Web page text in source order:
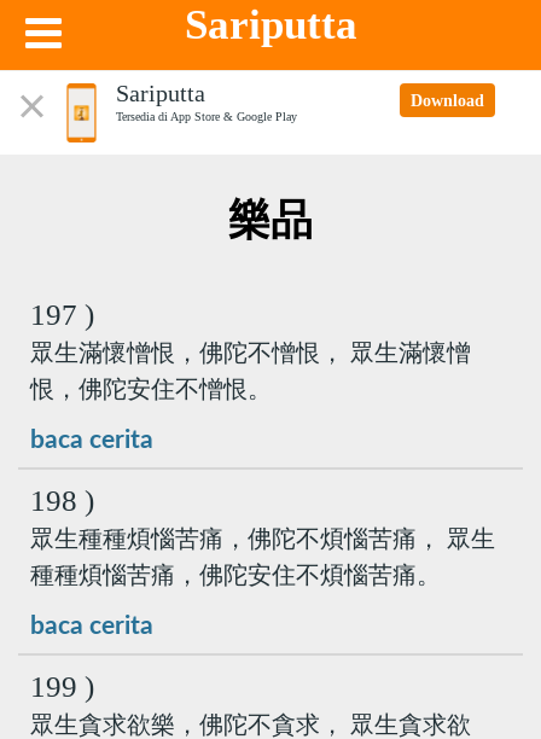
Sariputta
Sariputta
Tersedia di App Store & Google Play
Download
樂品
197 )
眾生滿懷憎恨，佛陀不憎恨， 眾生滿懷憎
恨，佛陀安住不憎恨。
baca cerita
198 )
眾生種種煩惱苦痛，佛陀不煩惱苦痛， 眾生
種種煩惱苦痛，佛陀安住不煩惱苦痛。
baca cerita
199 )
眾生貪求欲樂，佛陀不貪求， 眾生貪求欲